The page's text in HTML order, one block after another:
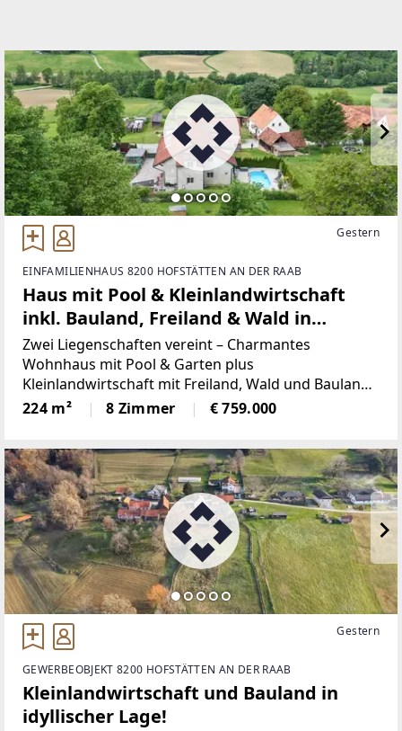
Gestern
EINFAMILIENHAUS 8200 HOFSTÄTTEN AN DER RAAB
Haus mit Pool & Kleinlandwirtschaft
inkl. Bauland, Freiland & Wald in
idyllischer Lage!
Zwei Liegenschaften vereint – Charmantes
Wohnhaus mit Pool & Garten plus
Kleinlandwirtschaft mit Freiland, Wald und Bauland
in idyllischer Lage! Hier geht’s zum Objektfilm
[https://youtu.be/vSrXiORCY1g]Hier geht’s zur
224 m² 8 Zimmer € 759.000
Gestern
GEWERBEOBJEKT 8200 HOFSTÄTTEN AN DER RAAB
Kleinlandwirtschaft und Bauland in
idyllischer Lage!